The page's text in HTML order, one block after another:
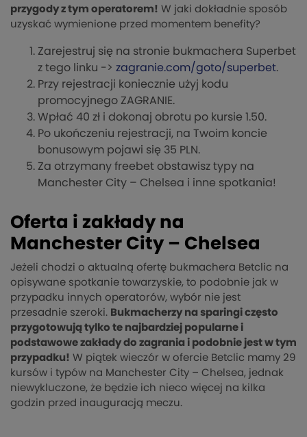
przygody z tym operatorem! W jaki dokładnie sposób
uzyskać wymienione przed momentem benefity?
Zarejestruj się na stronie bukmachera Superbet
z tego linku -> zagranie.com/goto/superbet.
Przy rejestracji koniecznie użyj kodu
promocyjnego ZAGRANIE.
Wpłać 40 zł i dokonaj obrotu po kursie 1.50.
Po ukończeniu rejestracji, na Twoim koncie
bonusowym pojawi się 35 PLN.
Za otrzymany freebet obstawisz typy na
Manchester City – Chelsea i inne spotkania!
Oferta i zakłady na
Manchester City – Chelsea
Jeżeli chodzi o aktualną ofertę bukmachera Betclic na
opisywane spotkanie towarzyskie, to podobnie jak w
przypadku innych operatorów, wybór nie jest
przesadnie szeroki. Bukmacherzy na sparingi często
przygotowują tylko te najbardziej popularne i
podstawowe zakłady do zagrania i podobnie jest w tym
przypadku! W piątek wieczór w ofercie Betclic mamy 29
kursów i typów na Manchester City – Chelsea, jednak
niewykluczone, że będzie ich nieco więcej na kilka
godzin przed inauguracją meczu.